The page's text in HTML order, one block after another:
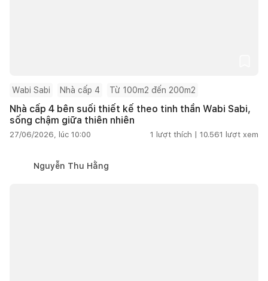
Wabi Sabi Nhà cấp 4 Từ 100m2 đến 200m2
Nhà cấp 4 bên suối thiết kế theo tinh thần Wabi Sabi,
sống chậm giữa thiên nhiên
27/06/2026, lúc 10:00 1 lượt thích | 10.561 lượt xem
Nguyễn Thu Hằng